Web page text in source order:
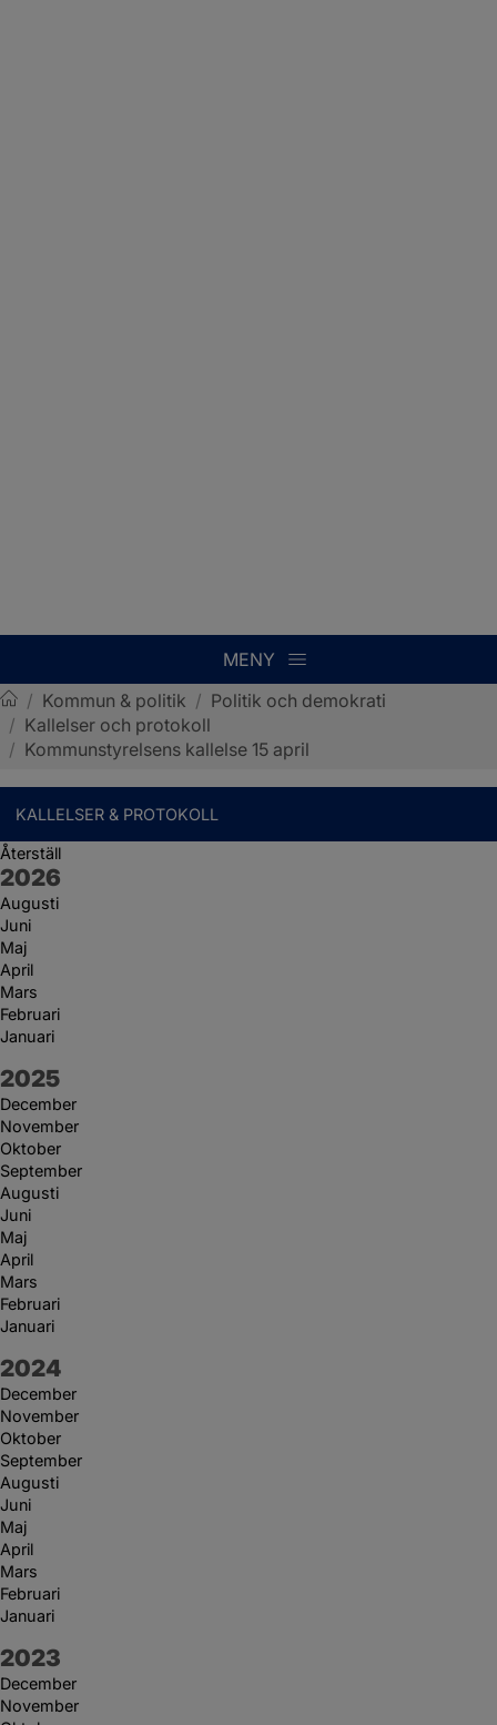
MENY
Sotenäs kommun
/ Kommun & politik / Politik och demokrati
/ Kallelser och protokoll
/ Kommunstyrelsens kallelse 15 april
KALLELSER & PROTOKOLL
Återställ
År:
2026
Augusti
Juni
Maj
April
Mars
Februari
Januari
År:
2025
December
November
Oktober
September
Augusti
Juni
Maj
April
Mars
Februari
Januari
År:
2024
December
November
Oktober
September
Augusti
Juni
Maj
April
Mars
Februari
Januari
År:
2023
December
November